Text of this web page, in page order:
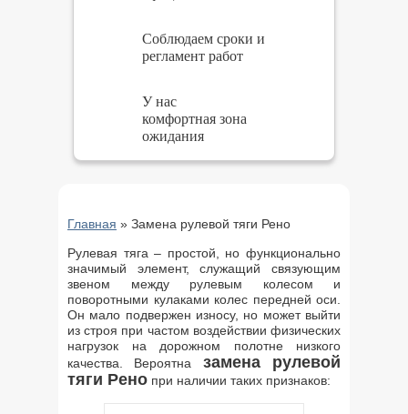
Соблюдаем сроки и
регламент работ
У нас
комфортная зона
ожидания
Главная » Замена рулевой тяги Рено
Рулевая тяга – простой, но функционально
значимый элемент, служащий связующим
звеном между рулевым колесом и
поворотными кулаками колес передней оси.
Он мало подвержен износу, но может выйти
из строя при частом воздействии физических
нагрузок на дорожном полотне низкого
качества. Вероятна замена рулевой
тяги Рено при наличии таких признаков: